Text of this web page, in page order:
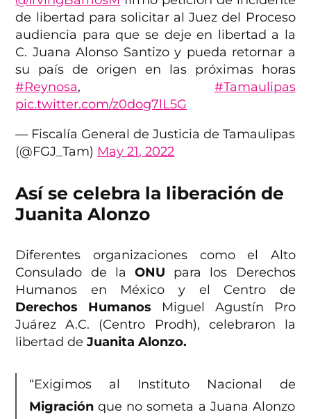
de libertad para solicitar al Juez del Proceso
audiencia para que se deje en libertad a la
C. Juana Alonso Santizo y pueda retornar a
su país de origen en las próximas horas
#Reynosa, #Tamaulipas
pic.twitter.com/z0dog7lL5G
— Fiscalía General de Justicia de Tamaulipas
(@FGJ_Tam) May 21, 2022
Así se celebra la liberación de
Juanita Alonzo
Diferentes organizaciones como el Alto
Consulado de la ONU para los Derechos
Humanos en México y el Centro de
Derechos Humanos Miguel Agustín Pro
Juárez A.C. (Centro Prodh), celebraron la
libertad deJuanita Alonzo.
“Exigimos al Instituto Nacional de
Migración que no someta a Juana Alonzo